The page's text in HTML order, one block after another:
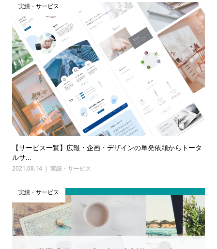
実績・サービス
【サービス一覧】広報・企画・デザインの単発依頼からトータ
ルサ...
2021.08.14 実績・サービス
実績・サービス